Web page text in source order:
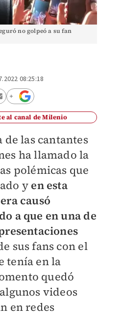
no golpeó a su fan
08:25:18
al canal de Milenio
de las cantantes
ha llamado la
polémicas que
y en esta
causó
a que en una de
sus fans con el
tenía en la
quedó
videos
en redes